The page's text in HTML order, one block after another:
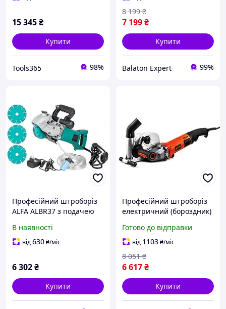
15 345₴
Купити
Tools365 98%
7 199₴
8 199 ₴
Купити
Balaton Expert 99%
Професійний штроборіз
ALFA ALBR37 з подачею
В наявності
від630₴/міс
6 302₴
Купити
Професійний штроборіз
електричний (бороздник)
1800 Вт, 7500 об/хв, диск
125/150мм (2480) PPO26
Готово до відправки
від 1103₴/міс
6 617₴
8 051 ₴
Купити